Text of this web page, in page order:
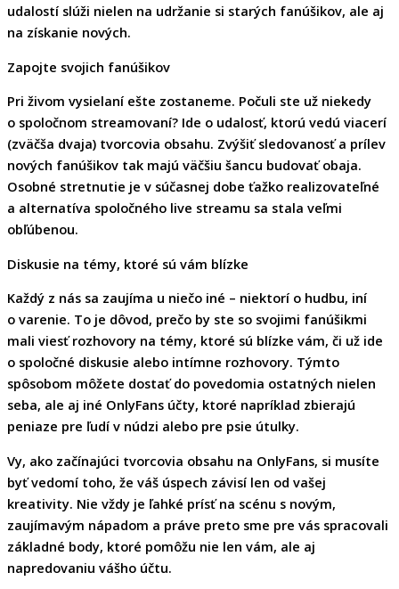
udalostí slúži nielen na udržanie si starých fanúšikov, ale aj
na získanie nových.
Zapojte svojich fanúšikov
Pri živom vysielaní ešte zostaneme. Počuli ste už niekedy
o spoločnom streamovaní? Ide o udalosť, ktorú vedú viacerí
(zväčša dvaja) tvorcovia obsahu. Zvýšiť sledovanosť a prílev
nových fanúšikov tak majú väčšiu šancu budovať obaja.
Osobné stretnutie je v súčasnej dobe ťažko realizovateľné
a alternatíva spoločného live streamu sa stala veľmi
obľúbenou.
Diskusie na témy, ktoré sú vám blízke
Každý z nás sa zaujíma u niečo iné – niektorí o hudbu, iní
o varenie. To je dôvod, prečo by ste so svojimi fanúšikmi
mali viesť rozhovory na témy, ktoré sú blízke vám, či už ide
o spoločné diskusie alebo intímne rozhovory. Týmto
spôsobom môžete dostať do povedomia ostatných nielen
seba, ale aj iné OnlyFans účty, ktoré napríklad zbierajú
peniaze pre ľudí v núdzi alebo pre psie útulky.
Vy, ako začínajúci tvorcovia obsahu na OnlyFans, si musíte
byť vedomí toho, že váš úspech závisí len od vašej
kreativity. Nie vždy je ľahké prísť na scénu s novým,
zaujímavým nápadom a práve preto sme pre vás spracovali
základné body, ktoré pomôžu nie len vám, ale aj
napredovaniu vášho účtu.